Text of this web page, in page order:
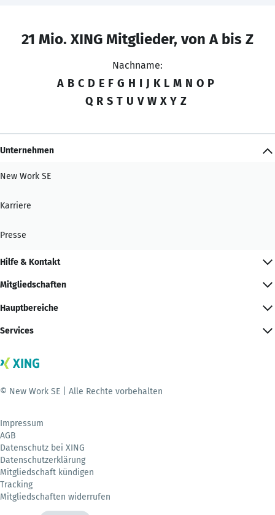
21 Mio. XING Mitglieder, von A bis Z
Nachname:
A B C D E F G H I J K L M N O P
Q R S T U V W X Y Z
Unternehmen
New Work SE
Karriere
Presse
Hilfe & Kontakt
Mitgliedschaften
Hauptbereiche
Services
© New Work SE | Alle Rechte vorbehalten
Impressum
AGB
Datenschutz bei XING
Datenschutzerklärung
Mitgliedschaft kündigen
Tracking
Mitgliedschaften widerrufen